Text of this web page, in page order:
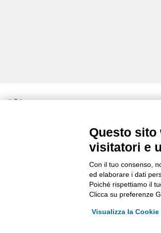
Via Stezzano, 87 | 24126 Bergamo
Codice Fiscale: 80021750163 | PEC:
info@pec.confindustriabergamo.it
La riproduzione, anche parziale, di qualsiasi
Questo
visitatori e
Con il tuo consenso,
ed elaborare i dati
Poiché rispettiamo il
Clicca su preferenze
Visualizza la